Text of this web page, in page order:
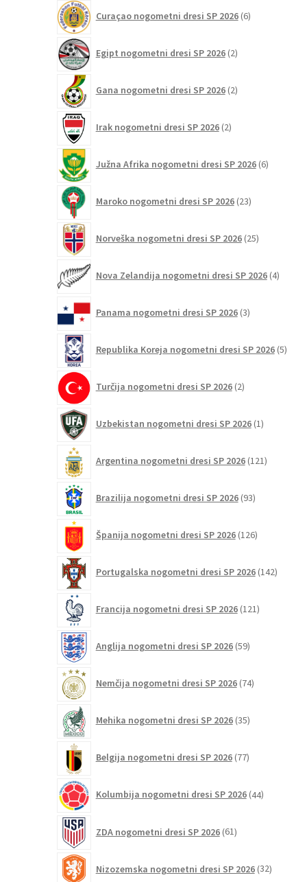
Curaçao nogometni dresi SP 2026 6izdelkov
Egipt nogometni dresi SP 2026 2izdelka
Gana nogometni dresi SP 2026 2izdelka
Irak nogometni dresi SP 2026 2izdelka
Južna Afrika nogometni dresi SP 2026 6izdelkov
Maroko nogometni dresi SP 2026 23izdelkov
Norveška nogometni dresi SP 2026 25izdelkov
Nova Zelandija nogometni dresi SP 2026 4izdelki
Panama nogometni dresi SP 2026 3izdelki
Republika Koreja nogometni dresi SP 2026 5
Turčija nogometni dresi SP 2026 2izdelka
Uzbekistan nogometni dresi SP 2026 1izdelek
Argentina nogometni dresi SP 2026 121izdelkov
Brazilija nogometni dresi SP 2026 93izdelkov
Španija nogometni dresi SP 2026 126izdelkov
Portugalska nogometni dresi SP 2026 142
Francija nogometni dresi SP 2026 121izdelkov
Anglija nogometni dresi SP 2026 59izdelkov
Nemčija nogometni dresi SP 2026 74izdelkov
Mehika nogometni dresi SP 2026 35izdelkov
Belgija nogometni dresi SP 2026 77izdelkov
Kolumbija nogometni dresi SP 2026 44izdelkov
ZDA nogometni dresi SP 2026 61izdelkov
Nizozemska nogometni dresi SP 2026 32izdelkov